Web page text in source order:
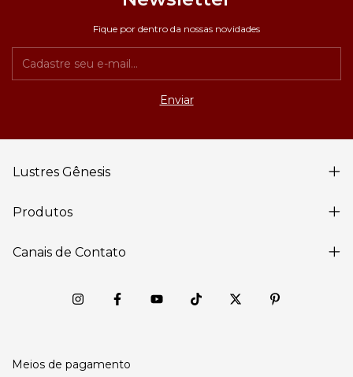
Fique por dentro da nossas novidades
Lustres Gênesis
Produtos
Canais de Contato
Meios de pagamento